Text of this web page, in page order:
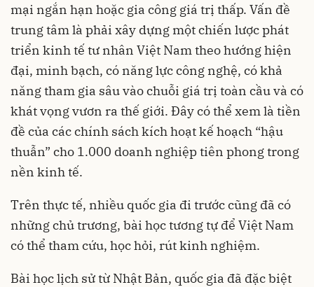
mại ngắn hạn hoặc gia công giá trị thấp. Vấn đề
trung tâm là phải xây dựng một chiến lược phát
triển kinh tế tư nhân Việt Nam theo hướng hiện
đại, minh bạch, có năng lực công nghệ, có khả
năng tham gia sâu vào chuỗi giá trị toàn cầu và có
khát vọng vươn ra thế giới. Đây có thể xem là tiền
đề của các chính sách kích hoạt kế hoạch “hậu
thuẫn” cho 1.000 doanh nghiệp tiên phong trong
nền kinh tế.
Trên thực tế, nhiều quốc gia đi trước cũng đã có
những chủ trương, bài học tương tự để Việt Nam
có thể tham cứu, học hỏi, rút kinh nghiệm.
Bài học lịch sử từ Nhật Bản, quốc gia đã đặc biệt